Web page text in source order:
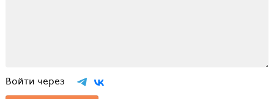
Войти через